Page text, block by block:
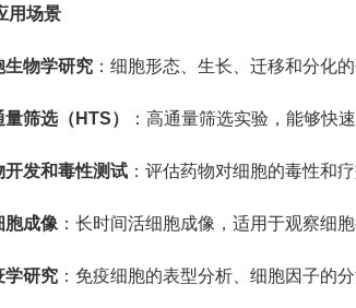
用场景
生物学研究 ：细胞形态、生长、迁移和分化
筛选（HTS） ：高通量筛选实验，能够快
开发和毒性测试 ：评估药物对细胞的毒性和
胞成像 ：长时间活细胞成像，适用于观察细
学研究 ：免疫细胞的表型分析、细胞因子的